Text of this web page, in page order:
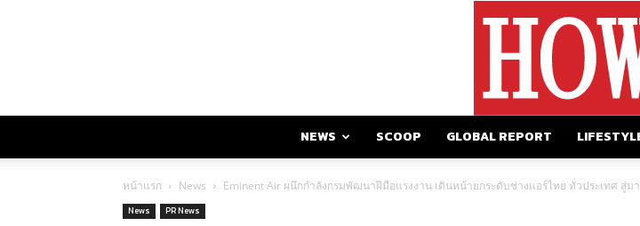
NEWS SCOOP GLOBAL REPORT
หน้าแรก News Eminent Air ผนึกกำลังกรมพัฒนาฝีมือแรงงาน เดินหน้ายกระดับช่างแอร์ไทย ทั่วประเทศ สู่
News PR News